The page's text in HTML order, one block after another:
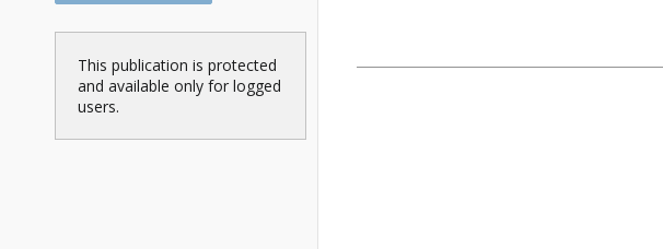
This publication is protected
and available only for logged
users.